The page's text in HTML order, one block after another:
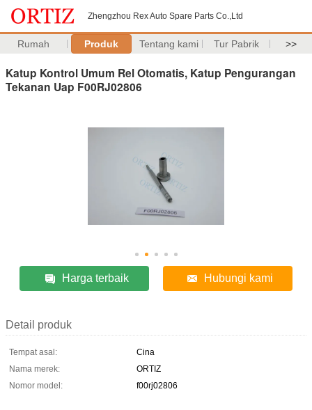
Zhengzhou Rex Auto Spare Parts Co.,Ltd
Rumah Produk Tentang kami Tur Pabrik >>
Katup Kontrol Umum Rel Otomatis, Katup Pengurangan
Tekanan Uap F00RJ02806
Harga terbaik Hubungi kami
Detail produk
Tempat asal:
Cina
Nama merek:
ORTIZ
Nomor model:
f00rj02806